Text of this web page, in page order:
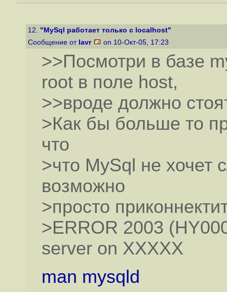
12. "MySql работает только с localhost"
Сообщение от lavr on 10-Окт-05, 17:23
>>Посмотри в базе
root в поле host,
>>вроде должно
>Как бы больше то
что
>что MySql не хочет
возможно
>просто
>ERROR 2003
server on XXXXX
man mysqld